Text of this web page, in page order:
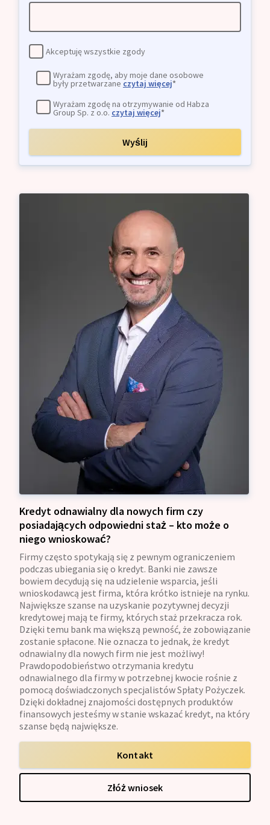
Akceptuję wszystkie zgody
Wyrażam zgodę, aby moje dane osobowe
były przetwarzane czytaj więcej*
Wyrażam zgodę na otrzymywanie od Habza
Group Sp. z o.o. czytaj więcej*
Wyślij
Kredyt odnawialny dla nowych firm czy
posiadających odpowiedni staż – kto może o
niego wnioskować?
Firmy często spotykają się z pewnym ograniczeniem
podczas ubiegania się o kredyt. Banki nie zawsze
bowiem decydują się na udzielenie wsparcia, jeśli
wnioskodawcą jest firma, która krótko istnieje na rynku.
Największe szanse na uzyskanie pozytywnej decyzji
kredytowej mają te firmy, których staż przekracza rok.
Dzięki temu bank ma większą pewność, że zobowiązanie
zostanie spłacone. Nie oznacza to jednak, że kredyt
odnawialny dla nowych firm nie jest możliwy!
Prawdopodobieństwo otrzymania kredytu
odnawialnego dla firmy w potrzebnej kwocie rośnie z
pomocą doświadczonych specjalistów Spłaty Pożyczek.
Dzięki dokładnej znajomości dostępnych produktów
finansowych jesteśmy w stanie wskazać kredyt, na który
szanse będą największe.
Kontakt
Złóż wniosek